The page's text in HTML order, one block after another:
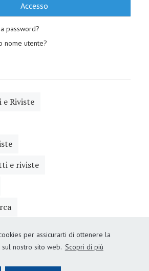
per assicurarti di ottenere la
nostro sito web. Scopri di più
Accesso
password?
nome utente?
Riviste
e riviste